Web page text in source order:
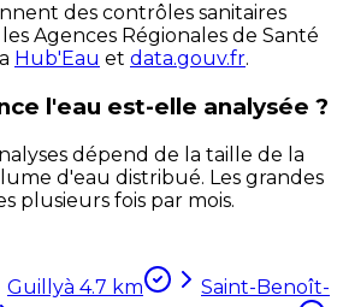
des contrôles sanitaires
Agences Régionales de Santé
Hub'Eau et data.gouv.fr.
l'eau est-elle analysée ?
dépend de la taille de la
d'eau distribué. Les grandes
plusieurs fois par mois.
Guillyà 4.7 km
Saint-Benoît-